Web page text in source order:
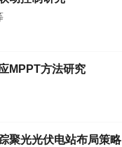
MPPT方法研究
聚光光伏电站布局策略